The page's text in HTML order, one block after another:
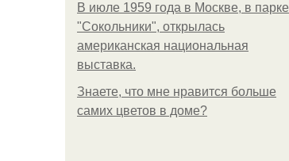
В июле 1959 года в Москве, в парке
"Сокольники", открылась
американская национальная
выставка.
Знаете, что мне нравится больше
самих цветов в доме?